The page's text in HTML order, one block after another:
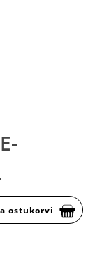
ostukorvi